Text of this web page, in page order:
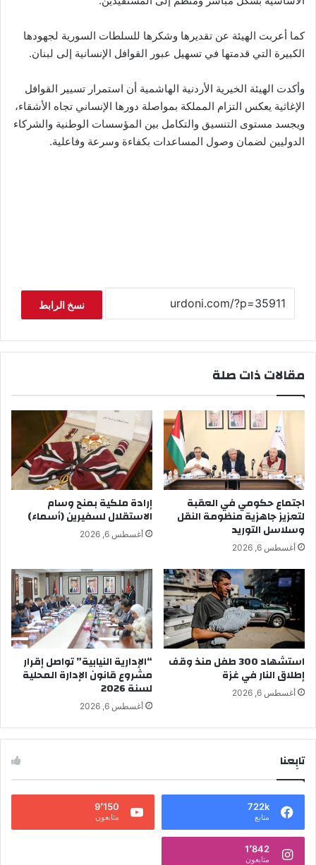
كما أعربت الهيئة عن تقديرها وشكرها للسلطات السورية لجهودها
الكبيرة التي قدمتها في تسهيل عبور القوافل الإنسانية إلى لبنان.
وأكدت الهيئة الخيرية الأردنية الهاشمية أن استمرار تسيير القوافل
الإغاثية يعكس التزام المملكة بمواصلة دورها الإنساني تجاه الأشقاء،
ويجسد مستوى التنسيق والتكامل بين المؤسسات الوطنية والشركاء
الدوليين لضمان وصول المساعدات بكفاءة وسرعة وفاعلية.
نسخ الرابط
مقالات ذات صلة
اجتماع حكومي في العقبة
لتعزيز جاهزية منظومة النقل
وسلاسل التوريد
أغسطس 6, 2026
إرادة ملكية بمنح وسام
الاستقلال لسفيرين (أسماء)
أغسطس 6, 2026
استشهاد 300 طفل منذ وقف
إطلاق النار في غزة
أغسطس 6, 2026
“الإدارية النيابية” تواصل إقرار
مشروع قانون الإدارة المحلية
لسنة 2026
أغسطس 6, 2026
تابِعنا
722k
متابع
9٬150
متابعون
1٬842
متابعون